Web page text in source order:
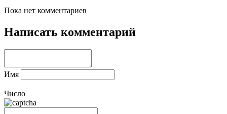
Пока нет комментариев
Написать комментарий
Имя
Число